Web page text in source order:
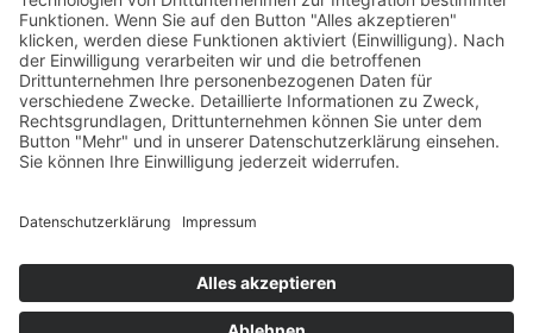
BDS News – immer aktuell
Melden Sie sich zu unseremNewsletteran und verpassen
Sie keine aktuellen Tipps mehr rund um unsere Aktionen,
wie z. B. verkaufsoffene Sonntage, After-Work-Parties und
das aktuelle Unternehmer-Geschehen in Gerlingen!